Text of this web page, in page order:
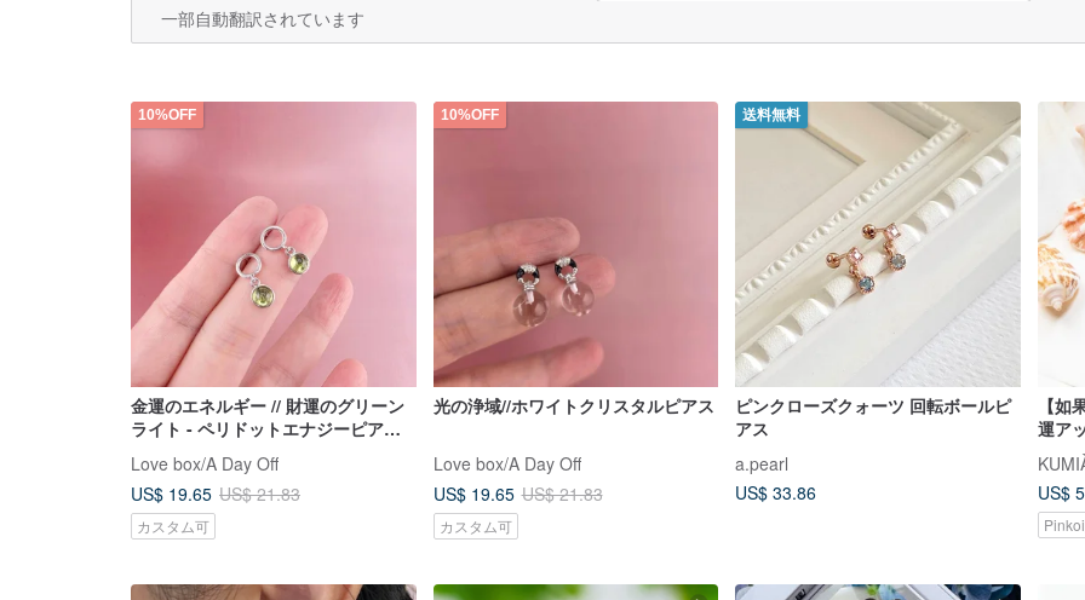
一部自動翻訳されています
10%OFF
金運のエネルギー // 財運のグリーン
ライト - ペリドットエナジーピアス
Love box/A Day Off
US$ 19.65 US$ 21.83
カスタム可
10%OFF
光の浄域//ホワイトクリスタルピアス
Love box/A Day Off
US$ 19.65 US$ 21.83
カスタム可
送料無料
ピンクローズクォーツ 回転ボールピ
アス
a.pearl
US$ 33.86
【
運ア
ーン
US$